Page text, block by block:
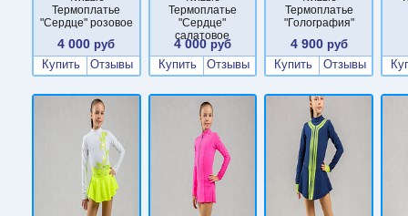
Термоплатье
"Сердце" розовое
4 000 руб
Купить
Отзывы
Термоплатье
"Сердце"
салатовое
4 000 руб
Купить
Отзывы
Термоплатье
"Голография"
4 900руб
Купить
Отзывы